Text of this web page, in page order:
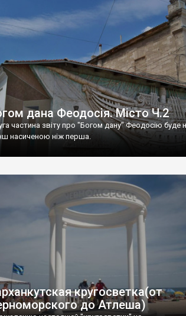
дана Феодосія. Місто Ч.2
частина звіту про "Богом дану" Феодосію буде
насиченою ніж перша.
кругосветка(от
до Атлеша)